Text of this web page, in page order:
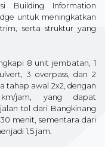
Building Information
untuk meningkatkan
serta struktur yang
8 unit jembatan, 1
3 overpass, dan 2
tahap awal 2x2, dengan
jam, yang dapat
tol dari Bangkinang
menit, sementara dari
1,5 jam.